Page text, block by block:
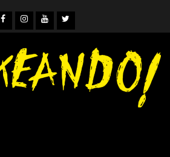
Facebook
Instagram
YouTubeTwitter